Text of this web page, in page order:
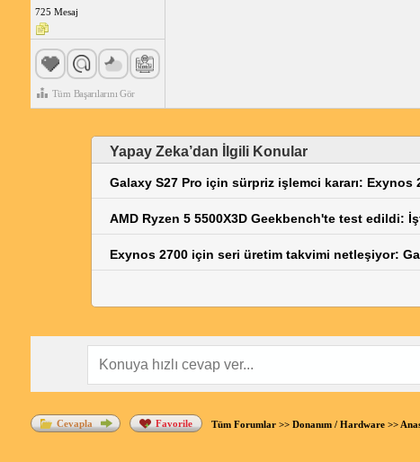
725 Mesaj
Tüm Başarılarını Gör
Yapay Zeka’dan İlgili Konular
Galaxy S27 Pro için sürpriz işlemci kararı: Exynos
AMD Ryzen 5 5500X3D Geekbench'te test edildi:
Exynos 2700 için seri üretim takvimi netleşiyor:
Cevapla Favorile Tüm Forumlar>> Donanım / Hardware>>